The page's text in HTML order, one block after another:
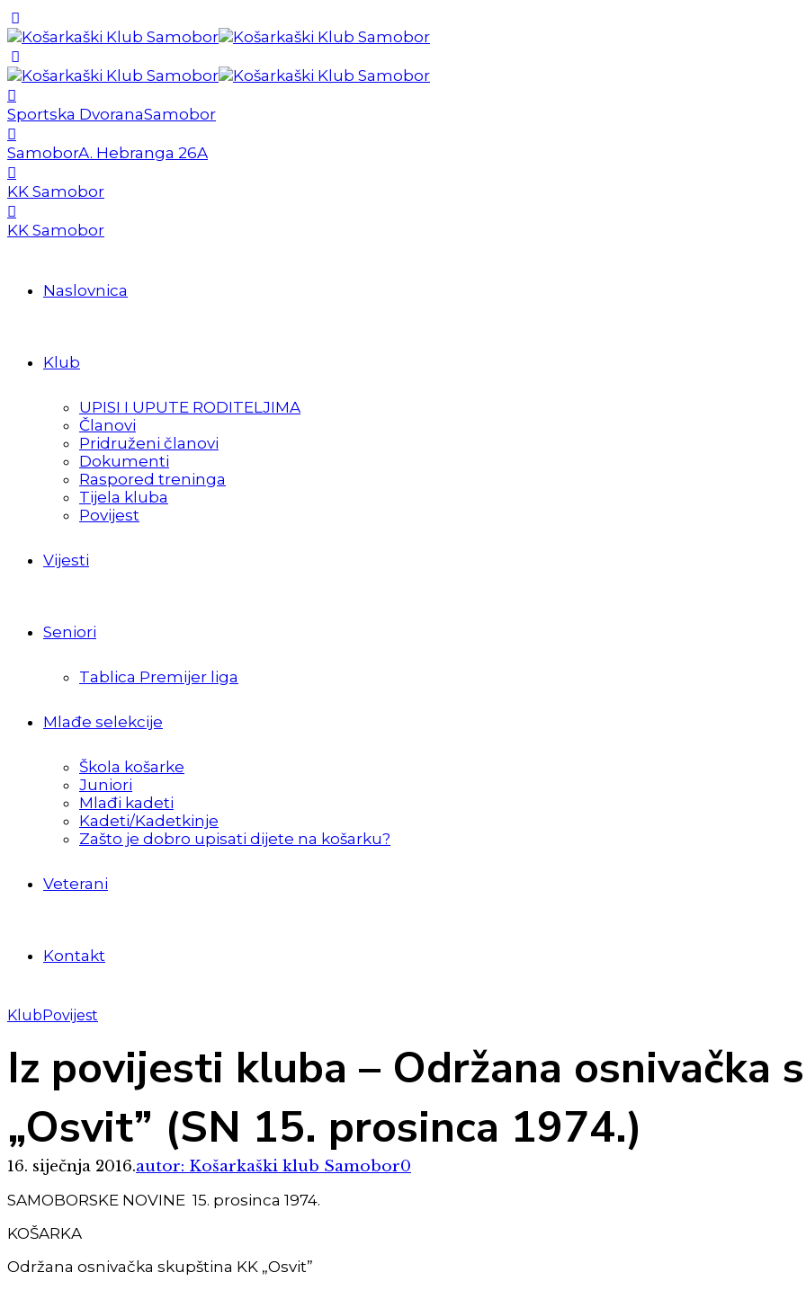
Sportska DvoranaSamobor
SamoborA. Hebranga 26A
KK Samobor
KK Samobor
Naslovnica
Klub
UPISI I UPUTE RODITELJIMA
Članovi
Pridruženi članovi
Dokumenti
Raspored treninga
Tijela kluba
Povijest
Vijesti
Seniori
Tablica Premijer liga
Mlađe selekcije
Škola košarke
Juniori
Mlađi kadeti
Kadeti/Kadetkinje
Zašto je dobro upisati dijete na košarku?
Veterani
Kontakt
KlubPovijest
Iz povijesti kluba – Održana osnivačka
„Osvit” (SN 15. prosinca 1974.)
16. siječnja 2016.autor: Košarkaški klub Samobor0
SAMOBORSKE NOVINE 15. prosinca 1974.
KOŠARKA
Održana osnivačka skupština KK „Osvit”